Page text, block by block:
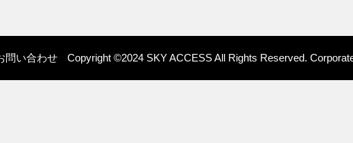
問い合わせ Copyright ©️2024 SKY ACCESS All Rights Reserved.